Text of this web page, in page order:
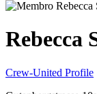
Rebecca
Crew-United Profile